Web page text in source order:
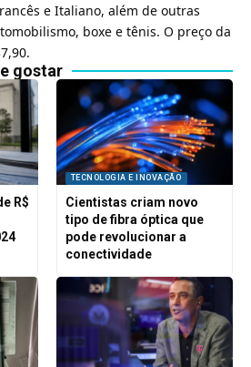
e Italiano, além de outras
boxe e tênis. O preço da
gostar
R$
TECNOLOGIA E INOVAÇÃO
Cientistas criam novo
tipo de fibra óptica que
pode revolucionar a
conectividade